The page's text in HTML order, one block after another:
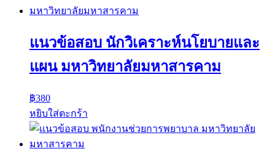
แนวข้อสอบ นักวิเคราะห์นโยบายและ
แผน มหาวิทยาลัยมหาสารคาม
฿380
หยิบใส่ตะกร้า